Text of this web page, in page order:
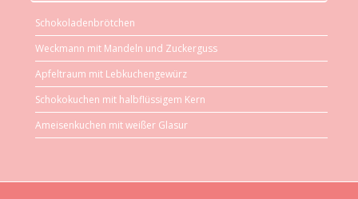
Schokoladenbrötchen
Weckmann mit Mandeln und Zuckerguss
Apfeltraum mit Lebkuchengewürz
Schokokuchen mit halbflüssigem Kern
Ameisenkuchen mit weißer Glasur